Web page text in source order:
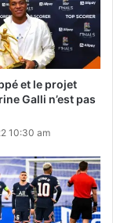
et le projet
Galli n’est pas
10:30 am